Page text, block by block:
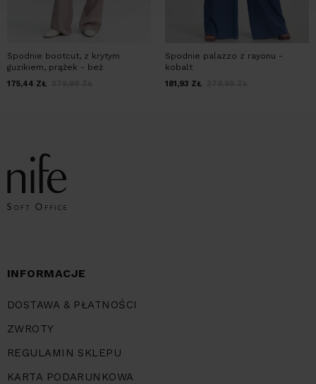
Spodnie bootcut, z krytym
guzikiem, prążek - beż
175,44 ZŁ
Spodnie palazzo z rayonu -
kobalt
181,93 ZŁ
INFORMACJE
DOSTAWA & PŁATNOŚCI
ZWROTY
REGULAMIN SKLEPU
KARTA PODARUNKOWA